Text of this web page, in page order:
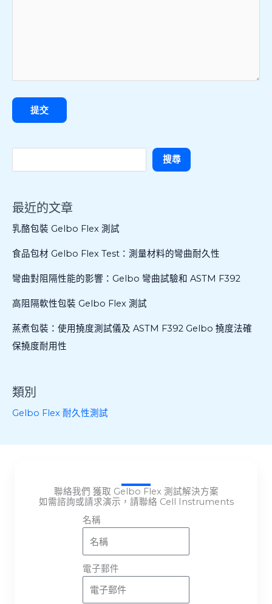
搜尋
最近的文章
乳酪包裝 Gelbo Flex 測試
食品包材 Gelbo Flex Test：測量材料的彎曲耐久性
彎曲對阻隔性能的影響：Gelbo 彎曲試驗和 ASTM F392
高阻隔軟性包裝 Gelbo Flex 測試
蒸煮包裝：使用撓度測試儀及 ASTM F392 Gelbo 撓度法確
保撓度耐用性
類別
Gelbo Flex 耐久性測試
聯絡我們 獲取 Gelbo Flex 測試解決方案
如需諮詢或請求演示，請聯絡 Cell Instruments
名稱
電子郵件